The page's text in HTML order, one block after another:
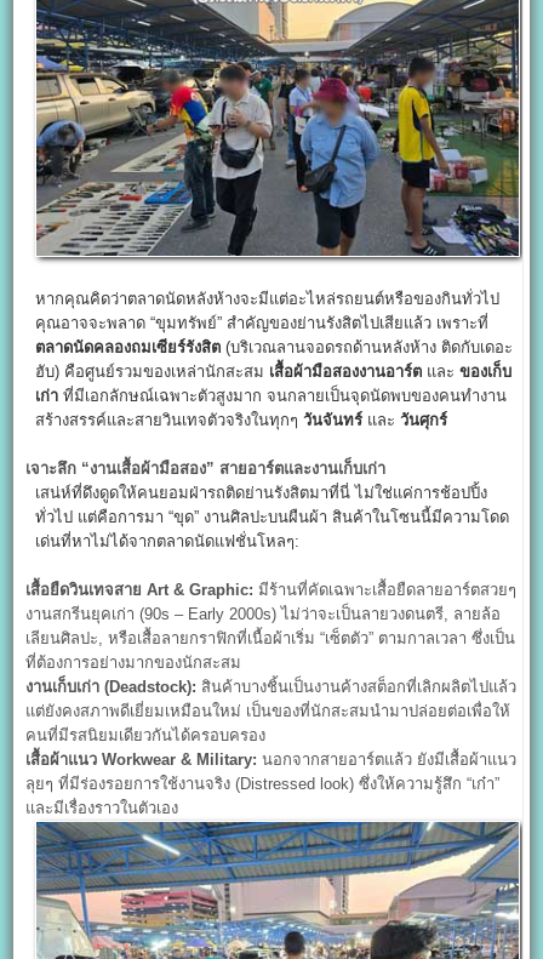
หากคุณคิดว่าตลาดนัดหลังห้างจะมีแต่อะไหล่รถยนต์หรือของกินทั่วไป
คุณอาจจะพลาด “ขุมทรัพย์” สำคัญของย่านรังสิตไปเสียแล้ว เพราะที่
ตลาดนัดคลองถมเซียร์รังสิต (บริเวณลานจอดรถด้านหลังห้าง ติดกับเดอะ
ฮับ) คือศูนย์รวมของเหล่านักสะสม เสื้อผ้ามือสองงานอาร์ต และของเก็บ
เก่า ที่มีเอกลักษณ์เฉพาะตัวสูงมาก จนกลายเป็นจุดนัดพบของคนทำงาน
สร้างสรรค์และสายวินเทจตัวจริงในทุกๆวันจันทร์ และวันศุกร์
เจาะลึก “งานเสื้อผ้ามือสอง” สายอาร์ตและงานเก็บเก่า
เสน่ห์ที่ดึงดูดให้คนยอมฝ่ารถติดย่านรังสิตมาที่นี่ ไม่ใช่แค่การช้อปปิ้ง
ทั่วไป แต่คือการมา “ขุด” งานศิลปะบนผืนผ้า สินค้าในโซนนี้มีความโดด
เด่นที่หาไม่ได้จากตลาดนัดแฟชั่นโหลๆ:
เสื้อยืดวินเทจสาย Art & Graphic: มีร้านที่คัดเฉพาะเสื้อยืดลายอาร์ตสวยๆ
งานสกรีนยุคเก่า (90s – Early 2000s) ไม่ว่าจะเป็นลายวงดนตรี, ลายล้อ
เลียนศิลปะ, หรือเสื้อลายกราฟิกที่เนื้อผ้าเริ่ม “เซ็ตตัว” ตามกาลเวลา ซึ่งเป็น
ที่ต้องการอย่างมากของนักสะสม
งานเก็บเก่า (Deadstock): สินค้าบางชิ้นเป็นงานค้างสต็อกที่เลิกผลิตไปแล้ว
แต่ยังคงสภาพดีเยี่ยมเหมือนใหม่ เป็นของที่นักสะสมนำมาปล่อยต่อเพื่อให้
คนที่มีรสนิยมเดียวกันได้ครอบครอง
เสื้อผ้าแนว Workwear & Military: นอกจากสายอาร์ตแล้ว ยังมีเสื้อผ้าแนว
ลุยๆ ที่มีร่องรอยการใช้งานจริง (Distressed look) ซึ่งให้ความรู้สึก “เก๋า”
และมีเรื่องราวในตัวเอง